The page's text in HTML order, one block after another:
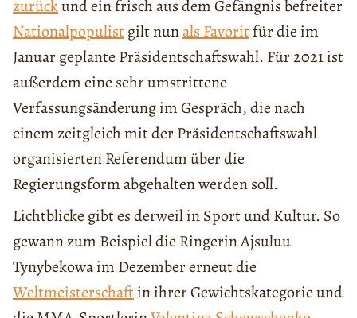
zurückund ein frisch aus dem Gefängnis befreiter
Nationalpopulistgilt nunals Favoritfür die im
Januar geplante Präsidentschaftswahl. Für 2021 ist
außerdem eine sehr umstrittene
Verfassungsänderung im Gespräch, die nach
einem zeitgleich mit der Präsidentschaftswahl
organisierten Referendum über die
Regierungsform abgehalten werden soll.
Lichtblicke gibt es derweil in Sport und Kultur. So
gewann zum Beispiel die Ringerin Ajsuluu
Tynybekowa im Dezember erneut die
Weltmeisterschaftin ihrer Gewichtskategorie und